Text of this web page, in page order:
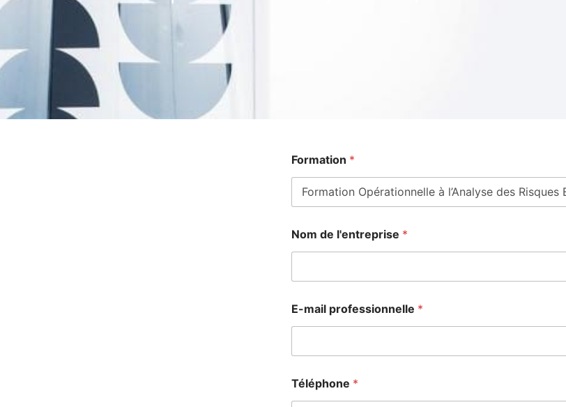
Formation *
Nom de l'entreprise *
E-mail professionnelle *
Téléphone *